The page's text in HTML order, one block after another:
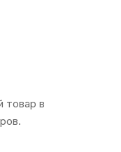
товар в